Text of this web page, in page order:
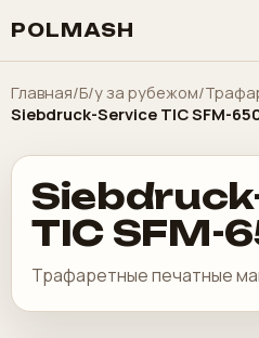
POLMASH
Главная/Б/у за рубежом/
Siebdruck-Service TIC SFM-
TIC SFM-
Трафаретные печатные